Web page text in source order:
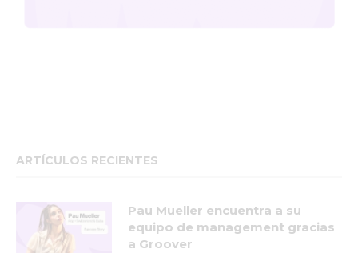
ARTÍCULOS RECIENTES
Pau Mueller encuentra a su
equipo de management gracias
a Groover